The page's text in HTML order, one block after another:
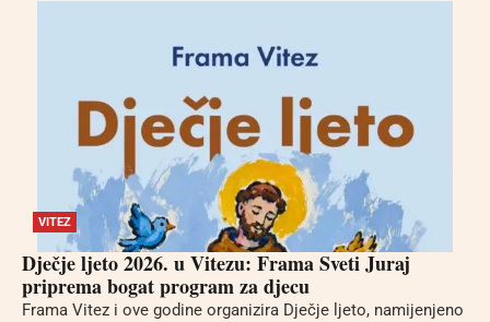
VITEZ
Dječje ljeto 2026. u Vitezu: Frama Sveti Juraj
priprema bogat program za djecu
Frama Vitez i ove godine organizira Dječje ljeto, namijenjeno